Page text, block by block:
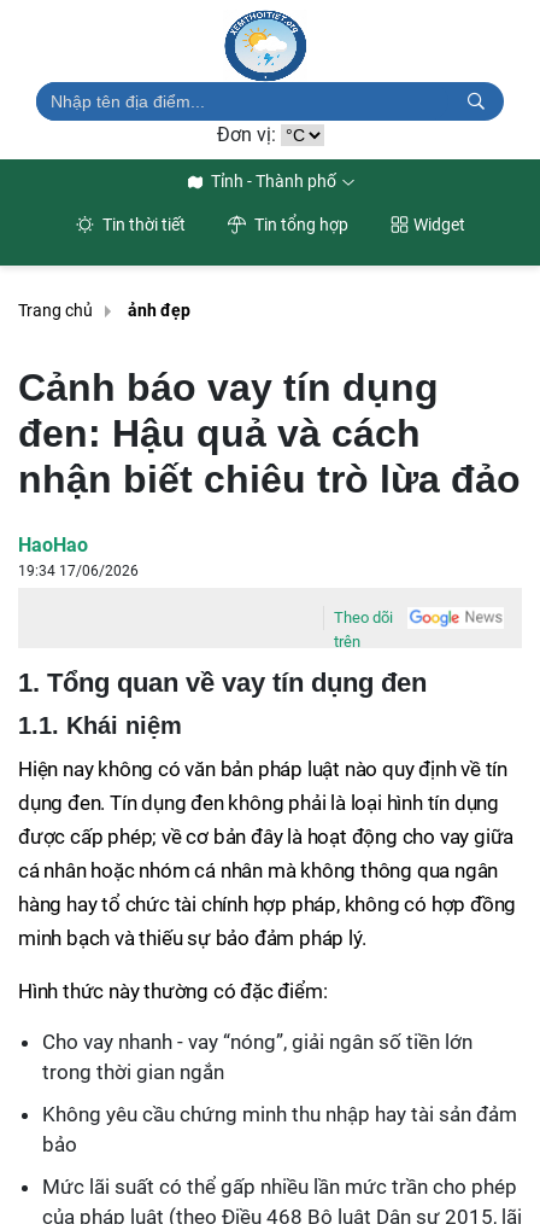
Đơn vị:
Tỉnh - Thành phố
Tin thời tiết Tin tổng hợp Widget
Trang chủ ảnh đẹp
Cảnh báo vay tín dụng
đen: Hậu quả và cách
nhận biết chiêu trò lừa đảo
HaoHao
19:34 17/06/2026
Theo dõi
trên
1. Tổng quan về vay tín dụng đen
1.1. Khái niệm
Hiện nay không có văn bản pháp luật nào quy định về tín
dụng đen. Tín dụng đen không phải là loại hình tín dụng
được cấp phép; về cơ bản đây là hoạt động cho vay giữa
cá nhân hoặc nhóm cá nhân mà không thông qua ngân
hàng hay tổ chức tài chính hợp pháp, không có hợp đồng
minh bạch và thiếu sự bảo đảm pháp lý.
Hình thức này thường có đặc điểm:
Cho vay nhanh - vay “nóng”, giải ngân số tiền lớn
trong thời gian ngắn
Không yêu cầu chứng minh thu nhập hay tài sản đảm
bảo
Mức lãi suất có thể gấp nhiều lần mức trần cho phép
của pháp luật (theo Điều 468 Bộ luật Dân sự 2015, lãi